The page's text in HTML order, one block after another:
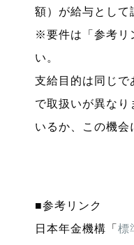
額）が給与として
※要件は「参考リ
い。
支給目的は同じで
で取扱いが異なり
いるか、この機会
■参考リンク
日本年金機構「 標